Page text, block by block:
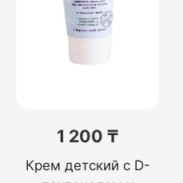
1 200 ₸
Крем детский с D-